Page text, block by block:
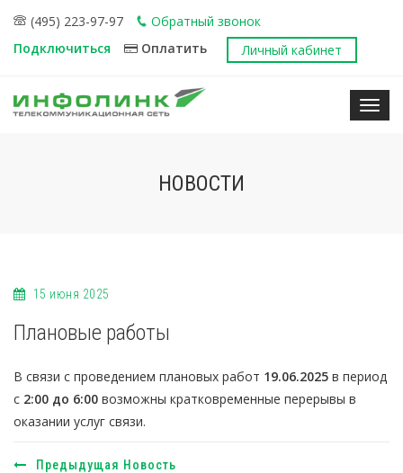
(495) 223-97-97
Обратный звонок
Подключиться
Оплатить Личный кабинет
НОВОСТИ
15 июня 2025
Плановые работы
В связи с проведением плановых работ 19.06.2025 в период
с 2:00 до 6:00 возможны кратковременные перерывы в
оказании услуг связи.
Предыдущая Новость